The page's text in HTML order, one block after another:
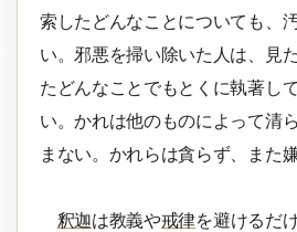
索したどんなことについても、
い。邪悪を掃い除いた人は、見
たどんなことでもとくに執著し
い。かれは他のものによって清
まない。かれらは貪らず、また
釈迦は教義や戒律を避けるだ